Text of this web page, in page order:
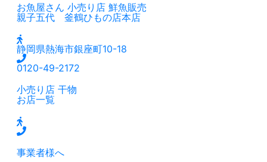
お魚屋さん 小売り店 鮮魚販売
親子五代 釜鶴ひもの店本店
静岡県熱海市銀座町10-18
0120-49-2172
小売り店 干物
お店一覧
事業者様へ